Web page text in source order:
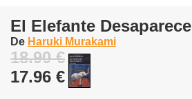
El Elefante Desaparece
De Haruki Murakami
18.90 €
17.96 €